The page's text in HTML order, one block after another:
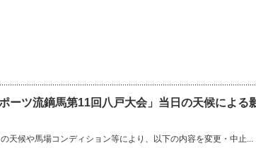
ーツ流鏑馬第11回八戸大会」当日の天候による
天候や馬場コンディション等により、以下の内容を変更・中止...